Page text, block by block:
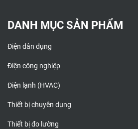
DANH MỤC SẢN PHẨM
Điện dân dụng
Điện công nghiệp
Điện lạnh (HVAC)
Thiết bị chuyên dụng
Thiết bị đo lường